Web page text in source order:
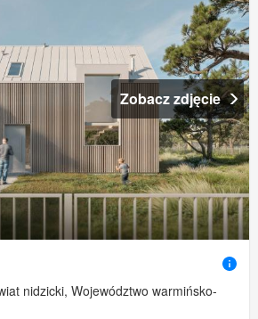
Zobacz zdjęcie
nidzicki, Województwo warmińsko-